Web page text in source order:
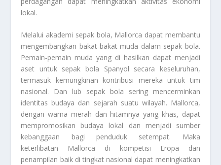
lokal.
Melalui akademi sepak bola, Mallorca dapat membantu
mengembangkan bakat-bakat muda dalam sepak bola.
Pemain-pemain muda yang di hasilkan dapat menjadi
aset untuk sepak bola Spanyol secara keseluruhan,
termasuk kemungkinan kontribusi mereka untuk tim
nasional. Dan lub sepak bola sering mencerminkan
identitas budaya dan sejarah suatu wilayah. Mallorca,
dengan warna merah dan hitamnya yang khas, dapat
mempromosikan budaya lokal dan menjadi sumber
kebanggaan bagi penduduk setempat. Maka
keterlibatan Mallorca di kompetisi Eropa dan
penampilan baik di tingkat nasional dapat meningkatkan